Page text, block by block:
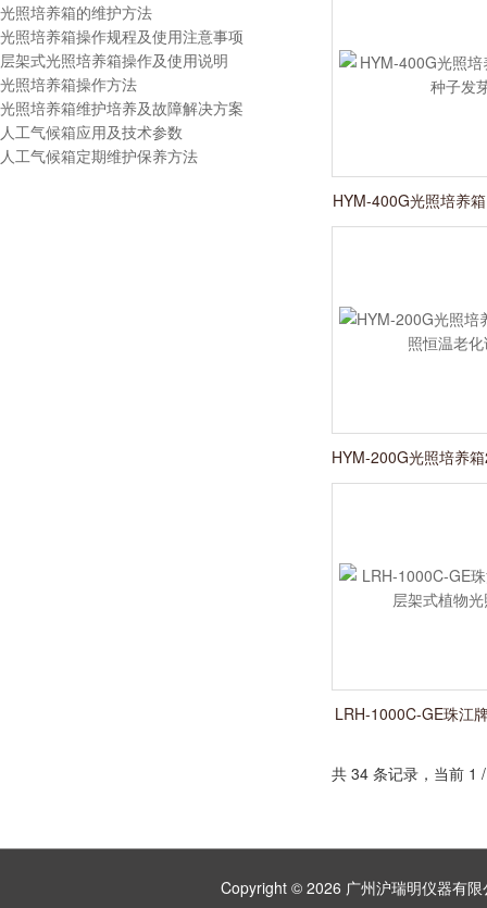
光照培养箱的维护方法
光照培养箱操作规程及使用注意事项
层架式光照培养箱操作及使用说明
光照培养箱操作方法
光照培养箱维护培养及故障解决方案
人工气候箱应用及技术参数
人工气候箱定期维护保养方法
HYM-400G光照培养
发芽
HYM-200G光照培养
温老化试
LRH-1000C-GE珠江
共 34 条记录，当前
Copyright © 2026 广州沪瑞明仪器有